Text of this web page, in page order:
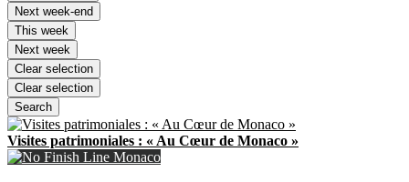
Next week-end
This week
Next week
Clear selection
Clear selection
Search
Visites patrimoniales : « Au Cœur de Monaco »